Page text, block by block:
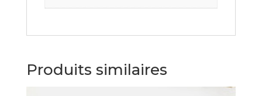
Produits similaires